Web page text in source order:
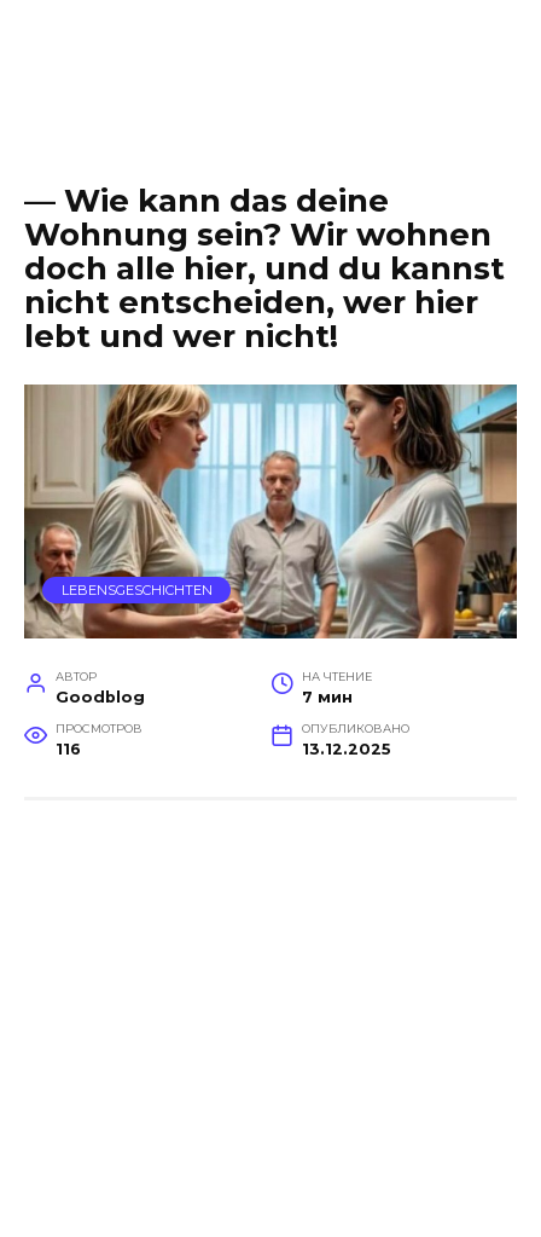
— Wie kann das deine
Wohnung sein? Wir wohnen
doch alle hier, und du kannst
nicht entscheiden, wer hier
lebt und wer nicht!
LEBENSGESCHICHTEN
АВТОР
Goodblog
НА ЧТЕНИЕ
7 мин
ПРОСМОТРОВ
116
ОПУБЛИКОВАНО
13.12.2025